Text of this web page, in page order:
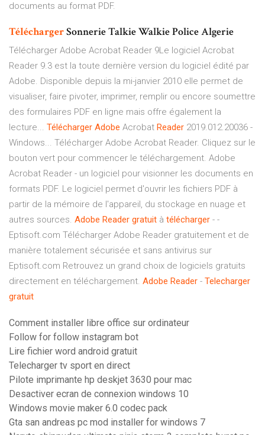
documents au format PDF.
TéléchargerSonnerie Talkie Walkie Police Algerie
Télécharger Adobe Acrobat Reader 9Le logiciel Acrobat
Reader 9.3 est la toute dernière version du logiciel édité par
Adobe. Disponible depuis la mi-janvier 2010 elle permet de
visualiser, faire pivoter, imprimer, remplir ou encore soumettre
des formulaires PDF en ligne mais offre également la
lecture... Télécharger Adobe Acrobat Reader 2019.012.20036 -
Windows... Télécharger Adobe Acrobat Reader. Cliquez sur le
bouton vert pour commencer le téléchargement. Adobe
Acrobat Reader - un logiciel pour visionner les documents en
formats PDF. Le logiciel permet d'ouvrir les fichiers PDF à
partir de la mémoire de l'appareil, du stockage en nuage et
autres sources. Adobe Reader gratuit à télécharger - -
Eptisoft.com Télécharger Adobe Reader gratuitement et de
manière totalement sécurisée et sans antivirus sur
Eptisoft.com Retrouvez un grand choix de logiciels gratuits
directement en téléchargement. Adobe Reader - Telecharger
gratuit
Comment installer libre office sur ordinateur
Follow for follow instagram bot
Lire fichier word android gratuit
Telecharger tv sport en direct
Pilote imprimante hp deskjet 3630 pour mac
Desactiver ecran de connexion windows 10
Windows movie maker 6.0 codec pack
Gta san andreas pc mod installer for windows 7